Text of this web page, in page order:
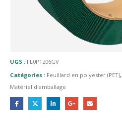
UGS : FL0P1206GV
Catégories : Feuillard en polyester (PET),
Matériel d'emballage